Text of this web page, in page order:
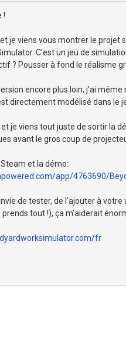
!
je viens vous montrer le projet
C'est un jeu de
? Pousser à fond le réalisme
encore plus loin, j'ai
directement modélisé dans le
et je viens tout juste de sortir la
avant le gros coup de
et la démo:
app/4763690/
de tester, de l'ajouter à
tout !), ça m'aiderait
fr